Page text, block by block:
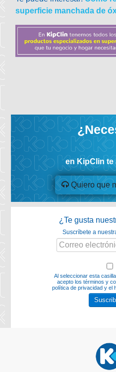
superficie manchada de
en KipClin te
Quiero que
¿Te gusta
Suscríbete a
Al seleccionar esta
acepto los términos y
política de privacidad y el